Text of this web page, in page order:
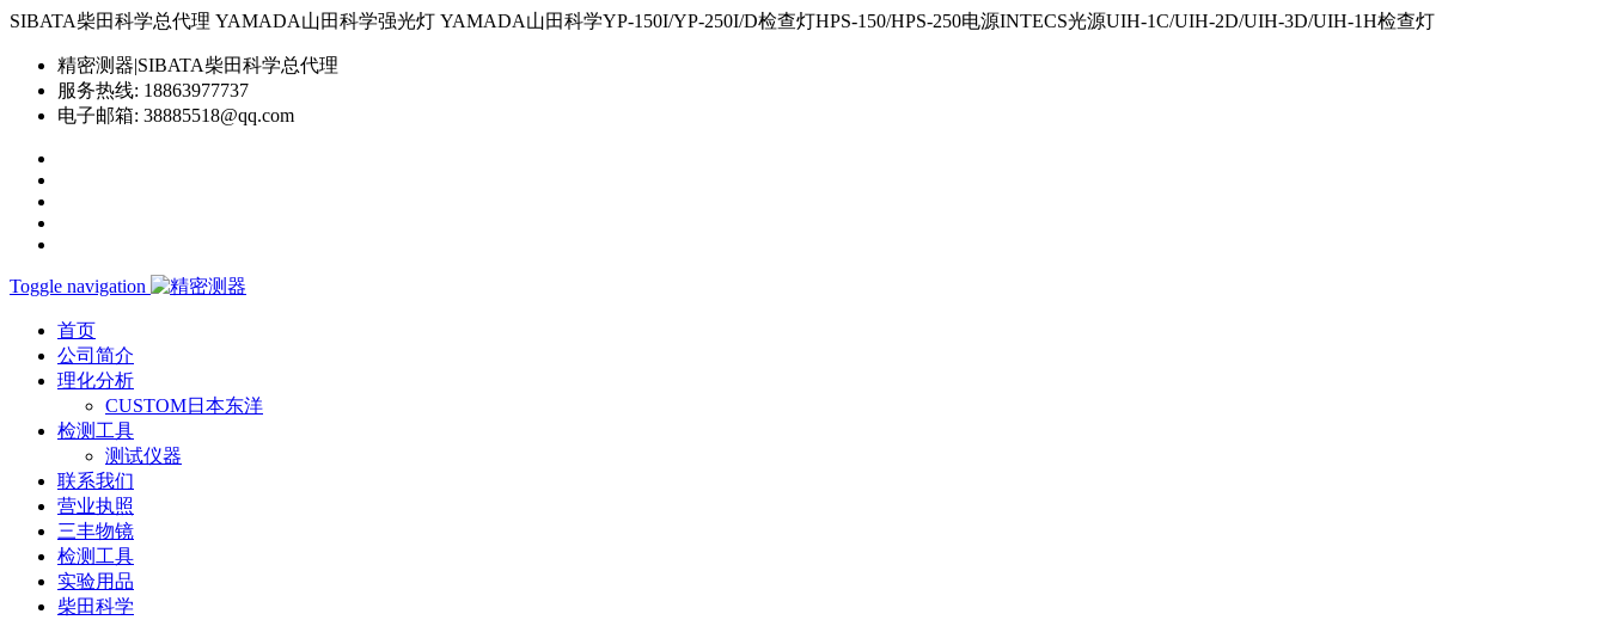
SIBATA柴田科学总代理 YAMADA山田科学强光灯 YAMADA山田科学YP-150I/YP-250I/D检查灯HPS-150/HPS-250电源INTECS光源UIH-1C/UIH-2D/UIH-3D/UIH-1H检查灯
精密测器|SIBATA柴田科学总代理
服务热线: 18863977737
电子邮箱: 38885518@qq.com
Toggle navigation
首页
公司简介
理化分析
CUSTOM日本东洋
检测工具
测试仪器
联系我们
营业执照
三丰物镜
检测工具
实验用品
柴田科学